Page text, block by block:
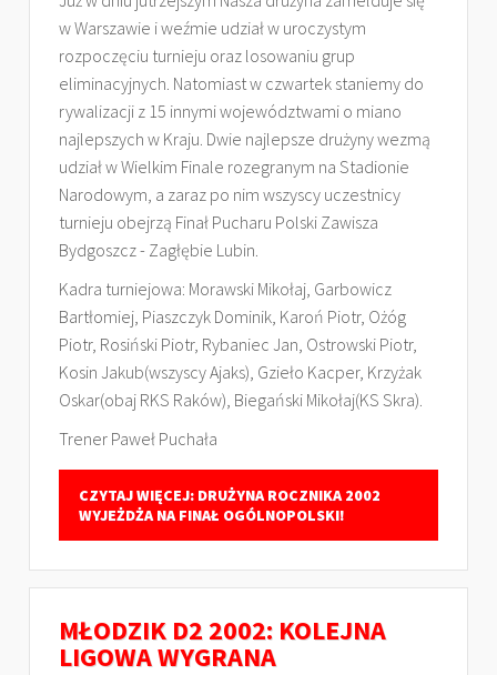
w Warszawie i weźmie udział w uroczystym
rozpoczęciu turnieju oraz losowaniu grup
eliminacyjnych. Natomiast w czwartek staniemy do
rywalizacji z 15 innymi województwami o miano
najlepszych w Kraju. Dwie najlepsze drużyny wezmą
udział w Wielkim Finale rozegranym na Stadionie
Narodowym, a zaraz po nim wszyscy uczestnicy
turnieju obejrzą Finał Pucharu Polski Zawisza
Bydgoszcz - Zagłębie Lubin.
Kadra turniejowa: Morawski Mikołaj, Garbowicz
Bartłomiej, Piaszczyk Dominik, Karoń Piotr, Ożóg
Piotr, Rosiński Piotr, Rybaniec Jan, Ostrowski Piotr,
Kosin Jakub(wszyscy Ajaks), Gzieło Kacper, Krzyżak
Oskar(obaj RKS Raków), Biegański Mikołaj(KS Skra).
Trener Paweł Puchała
CZYTAJ WIĘCEJ: DRUŻYNA ROCZNIKA 2002
WYJEŻDŻA NA FINAŁ OGÓLNOPOLSKI!
MŁODZIK D2 2002: KOLEJNA
LIGOWA WYGRANA